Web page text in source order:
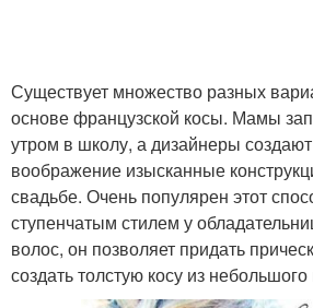
Существует множество разных
основе французской косы. Мамы
утром в школу, а дизайнеры
воображение изысканные
свадьбе. Очень популярен этот
ступенчатым стилем у
волос, он позволяет придать
создать толстую косу из